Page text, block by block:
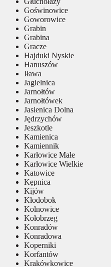
Goświnowice
Goworowice
Grabin
Grabina
Gracze
Hajduki Nyskie
Hanuszów
Iława
Jagielnica
Jarnołtów
Jarnołtówek
Jasienica Dolna
Jędrzychów
Jeszkotle
Kamienica
Kamiennik
Karłowice Małe
Karłowice Wielkie
Katowice
Kępnica
Kijów
Kłodobok
Kolnowice
Kołobrzeg
Konradów
Konradowa
Koperniki
Korfantów
Krakówkowice